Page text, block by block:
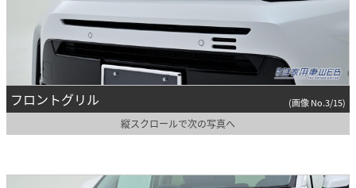
フロントグリル (画像 No.3/15)
縦スクロールで次の写真へ